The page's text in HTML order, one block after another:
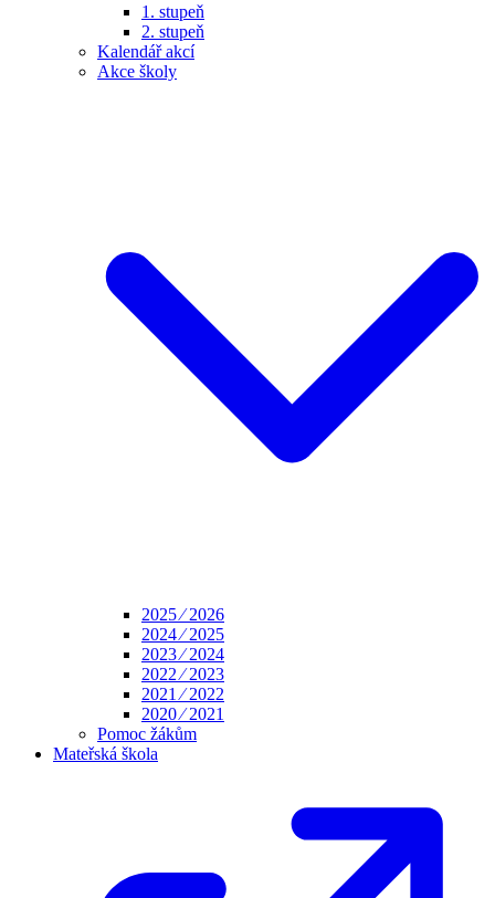
1. stupeň
2. stupeň
Kalendář akcí
Akce školy
2025 ⁄ 2026
2024 ⁄ 2025
2023 ⁄ 2024
2022 ⁄ 2023
2021 ⁄ 2022
2020 ⁄ 2021
Pomoc žákům
Mateřská škola